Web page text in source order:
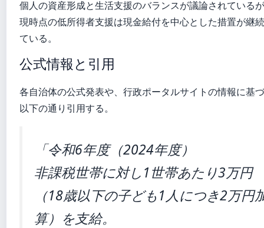
個人の資産形成と生活支援のバランスが議論されている
現時点の低所得者支援は現金給付を中心とした措置が継
ている。
公式情報と引用
各自治体の公式発表や、行政ポータルサイトの情報に基
以下の通り引用する。
「令和6年度（2024年度）
非課税世帯に対し1世帯あたり3万円
（18歳以下の子ども1人につき2万円
算）を支給。